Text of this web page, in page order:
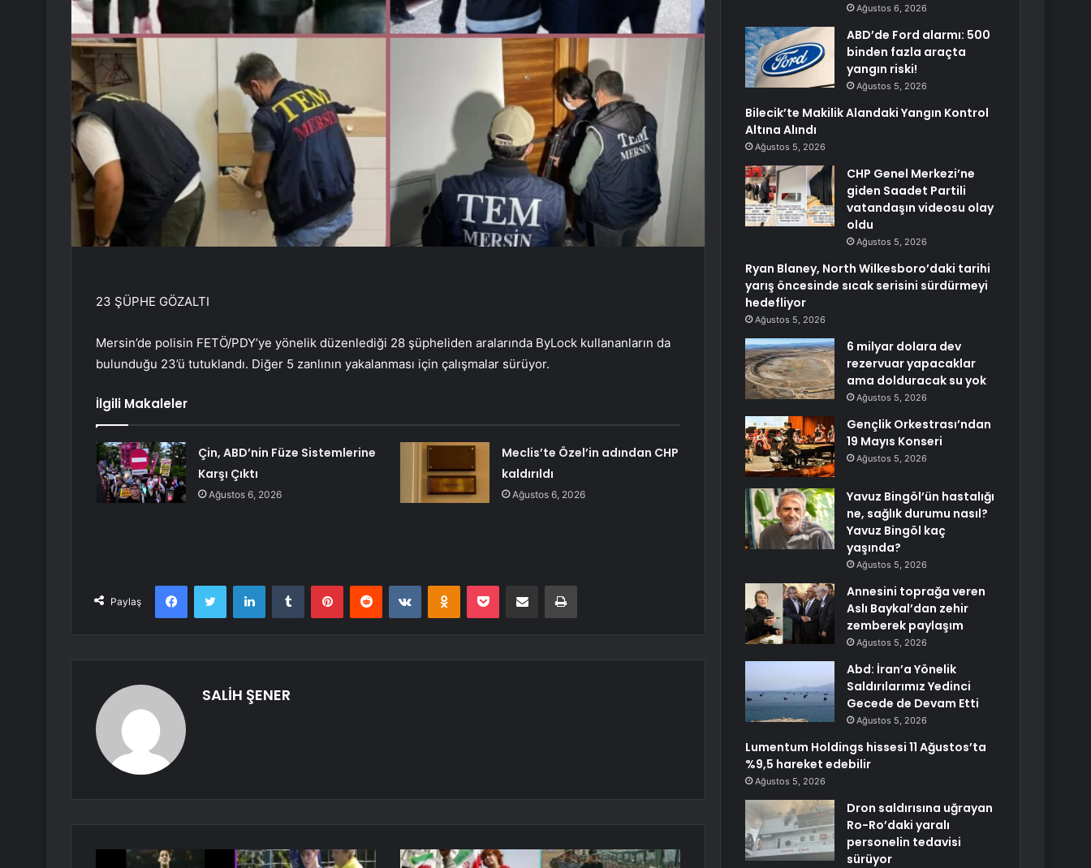
23 ŞÜPHE GÖZALTI
Mersin’de polisin FETÖ/PDY’ye yönelik düzenlediği 28 şüpheliden aralarında ByLock kullananların da
bulunduğu 23’ü tutuklandı. Diğer 5 zanlının yakalanması için çalışmalar sürüyor.
İlgili Makaleler
Çin, ABD’nin Füze Sistemlerine
Karşı Çıktı
Ağustos 6, 2026
Meclis’te Özel’in adından CHP
kaldırıldı
Ağustos 6, 2026
Paylaş
FacebookTwitter LinkedInTumblr PinterestReddit VKontakteOdnoklassniki
Pocket E-Posta ile paylaş Yazdır
SALİH ŞENER
Ağustos 6, 2026
ABD’de Ford alarmı: 500
binden fazla araçta
yangın riski!
Ağustos 5, 2026
Bilecik’te Makilik Alandaki Yangın Kontrol
Altına Alındı
Ağustos 5, 2026
CHP Genel Merkezi’ne
giden Saadet Partili
vatandaşın videosu olay
oldu
Ağustos 5, 2026
Ryan Blaney, North Wilkesboro’daki tarihi
yarış öncesinde sıcak serisini sürdürmeyi
hedefliyor
Ağustos 5, 2026
6 milyar dolara dev
rezervuar yapacaklar
ama dolduracak su yok
Ağustos 5, 2026
Gençlik Orkestrası’ndan
19 Mayıs Konseri
Ağustos 5, 2026
Yavuz Bingöl’ün hastalığı
ne, sağlık durumu nasıl?
Yavuz Bingöl kaç
yaşında?
Ağustos 5, 2026
Annesini toprağa veren
Aslı Baykal’dan zehir
zemberek paylaşım
Ağustos 5, 2026
Abd: İran’a Yönelik
Saldırılarımız Yedinci
Gecede de Devam Etti
Ağustos 5, 2026
Lumentum Holdings hissesi 11 Ağustos’ta
%9,5 hareket edebilir
Ağustos 5, 2026
Dron saldırısına uğrayan
Ro-Ro’daki yaralı
personelin tedavisi
sürüyor